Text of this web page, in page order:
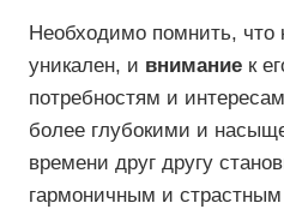
Необходимо помнить, что
уникален, и внимание к
потребностям и
более глубокими и
времени друг другу
гармоничным и